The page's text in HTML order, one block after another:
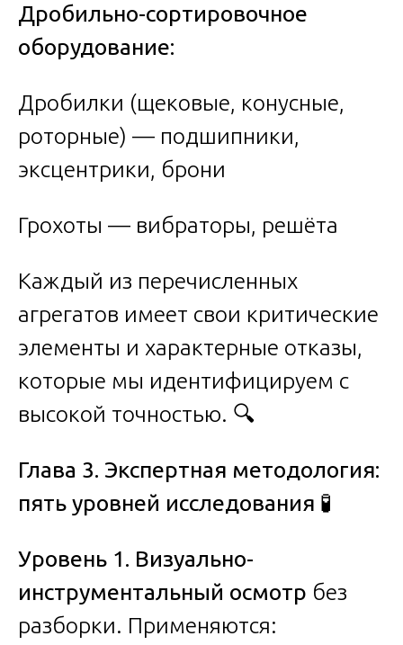
Дробильно-сортировочное
оборудование:
Дробилки (щековые, конусные,
роторные) — подшипники,
эксцентрики, брони
Грохоты — вибраторы, решёта
Каждый из перечисленных
агрегатов имеет свои критические
элементы и характерные отказы,
которые мы идентифицируем с
высокой точностью. 🔍
Глава 3. Экспертная методология:
пять уровней исследования 🧪
Уровень 1. Визуально-
инструментальный осмотр без
разборки. Применяются: